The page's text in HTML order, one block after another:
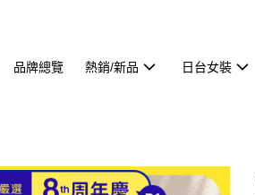
品牌總覽 熱銷/新品 日台女裝